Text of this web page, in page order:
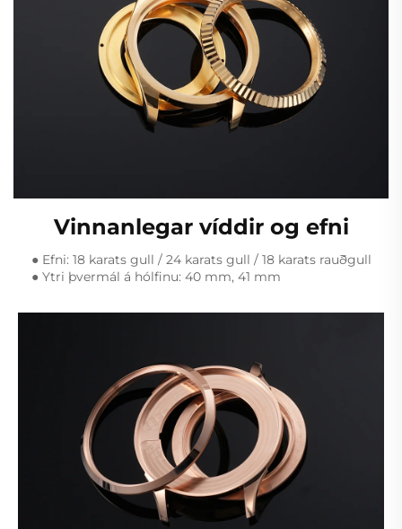
Vinnanlegar víddir og efni
● Efni: 18 karats gull / 24 karats gull / 18 karats rauðgull
● Ytri þvermál á hólfinu: 40 mm, 41 mm